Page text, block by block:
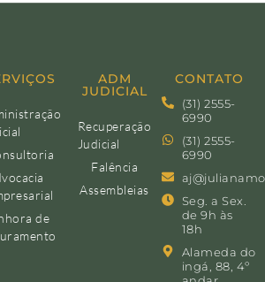
de
ADM
JUDICIAL
Recuperação
Judicial
Falência
Assembleias
CONTATO
(31) 2555-
6990
(31) 2555-
6990
Seg. a Sex.
de 9h às
18h
Alameda do
ingá, 88, 4º